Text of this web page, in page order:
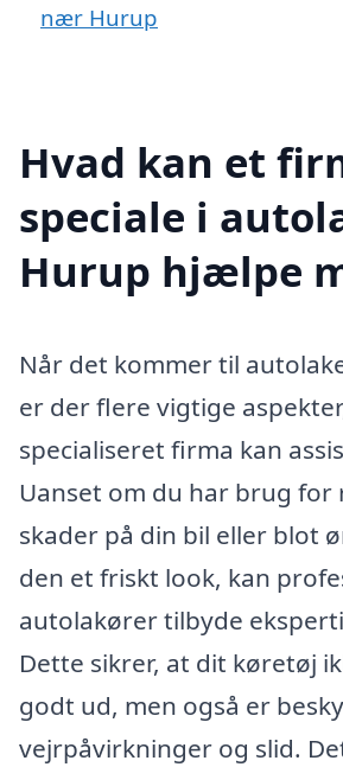
nær Hurup
Hvad kan et
speciale i
Hurup hjælpe
Når det kommer til
er der flere vigtige
specialiseret firma kan
Uanset om du har brug
skader på din bil eller blot
den et friskt look, kan
autolakører tilbyde
Dette sikrer, at dit køretøj
godt ud, men også er
vejrpåvirkninger og slid.